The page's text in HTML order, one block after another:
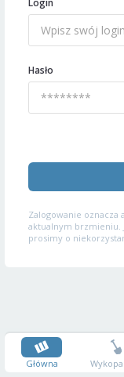
Login
Hasło
Zalogowanie oznacza
aktualnym brzmieniu.
prosimy o
Główna